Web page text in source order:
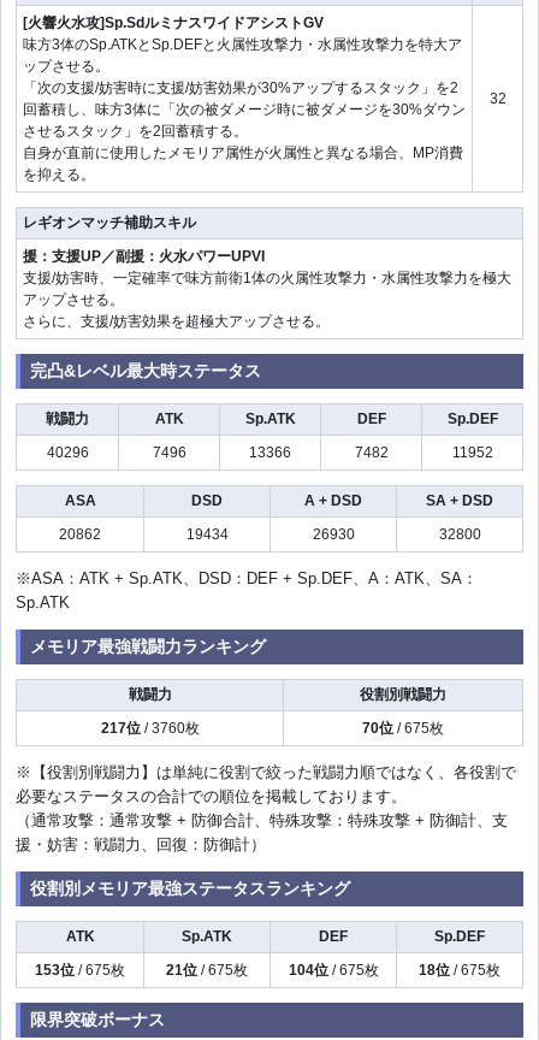
[火響火水攻]Sp.SdルミナスワイドアシストGV
味方3体のSp.ATKとSp.DEFと火属性攻撃力・水属性攻撃力を特大ア
ップさせる。
「次の支援/妨害時に支援/妨害効果が30%アップするスタック」を2
回蓄積し、味方3体に「次の被ダメージ時に被ダメージを30%ダウン
させるスタック」を2回蓄積する。
自身が直前に使用したメモリア属性が火属性と異なる場合、MP消費
を抑える。
32
レギオンマッチ補助スキル
援：支援UP／副援：火水パワーUPVI
支援/妨害時、一定確率で味方前衛1体の火属性攻撃力・水属性攻撃力を極大
アップさせる。
さらに、支援/妨害効果を超極大アップさせる。
完凸&レベル最大時ステータス
戦闘力 ATK Sp.ATK DEF
Sp.DEF
40296
7496 13366 7482 11952
ASA DSD A + DSD
SA + DSD
20862
19434 26930 32800
※ASA：ATK + Sp.ATK、DSD：DEF + Sp.DEF、A：ATK、SA：
Sp.ATK
メモリア最強戦闘力ランキング
戦闘力
役割別戦闘力
217位/ 3760枚 70位 / 675枚
※【役割別戦闘力】は単純に役割で絞った戦闘力順ではなく、各役割で
必要なステータスの合計での順位を掲載しております。
（通常攻撃：通常攻撃 + 防御合計、特殊攻撃：特殊攻撃 + 防御計、支
援・妨害：戦闘力、回復：防御計）
役割別メモリア最強ステータスランキング
ATK Sp.ATK DEF
Sp.DEF
153位 / 675枚 21位 / 675枚 104位/ 675枚 18位 / 675枚
限界突破ボーナス